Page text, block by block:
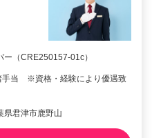
（CRE250157-01c）
当 ※資格・経験により優遇致
県君津市鹿野山